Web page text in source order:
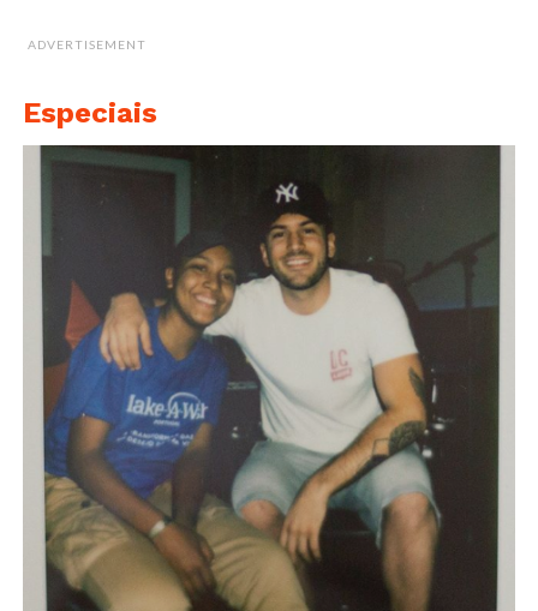
ADVERTISEMENT
Especiais